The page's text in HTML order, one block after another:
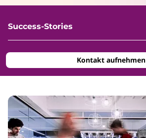
Success-Stories
Kontakt aufnehmen